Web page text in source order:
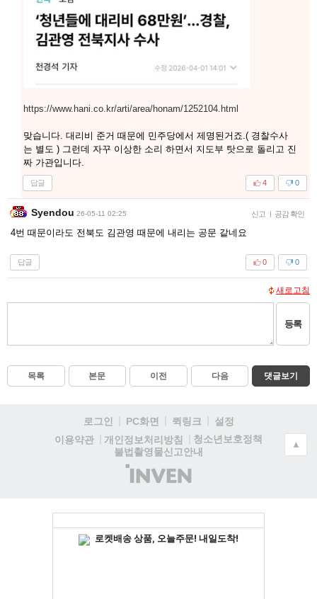
https://www.hani.co.kr/arti/area/honam/1252104.html
맞습니다. 대리비 준거 때문에 민주당에서 제명된거죠.( 경찰수사
는 별도 ) 그런데 자꾸 이상한 소리 하면서 지도부 탓으로 돌리고 진
짜 가관입니다.
답글 0
4
Syendou 26-05-11 02:25 신고 | 공감 확인
4번 때문이라도 전북도 김관영 때문에 내리는 공문 같네요
답글 0
0
새로고침
등록
목록 본문 이전 다음 댓글보기
로그인 PC화면 퀵링크
설정
이용약관
개인정보처리방침
청소년보호정책
불법촬영물신고안내
(주)
인
▲